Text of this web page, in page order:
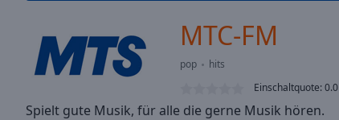
Loaded:
TypeLIVE
MTC-FM
pop
hits
Einschaltquote:0.0
Spielt gute Musik, für alle die gerne Musik hören.